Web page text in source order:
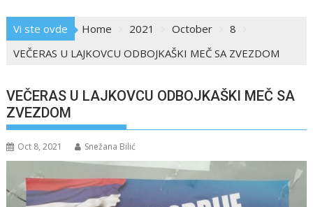
Vi ste ovde Home 2021 October
8
VEČERAS U LAJKOVCU ODBOJKAŠKI MEČ SA ZVEZDOM
VEČERAS U LAJKOVCU ODBOJKAŠKI MEČ SA
ZVEZDOM
Oct 8, 2021 Snežana Bilić